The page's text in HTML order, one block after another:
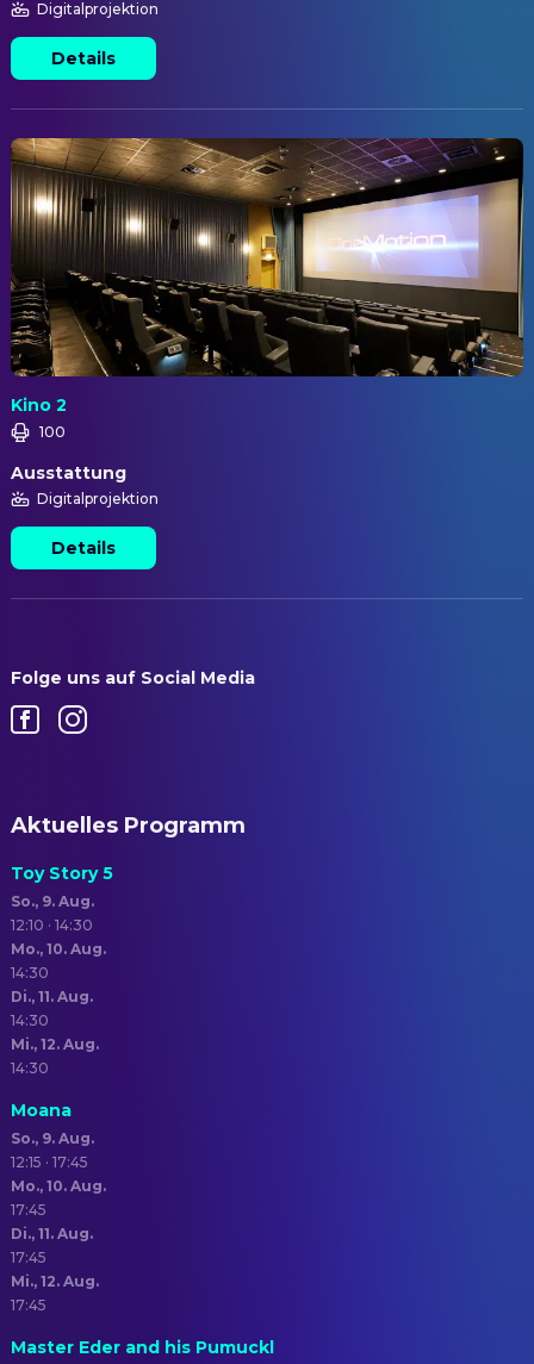
Digitalprojektion
Details
Kino 2
100
Ausstattung
Digitalprojektion
Details
Folge uns auf Social Media
Aktuelles Programm
Toy Story 5
So., 9. Aug.
12:10 · 14:30
Mo., 10. Aug.
14:30
Di., 11. Aug.
14:30
Mi., 12. Aug.
14:30
Moana
So., 9. Aug.
12:15 · 17:45
Mo., 10. Aug.
17:45
Di., 11. Aug.
17:45
Mi., 12. Aug.
17:45
Master Eder and his Pumuckl